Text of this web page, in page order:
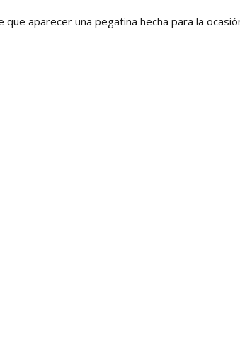
aparecer una pegatina hecha para la